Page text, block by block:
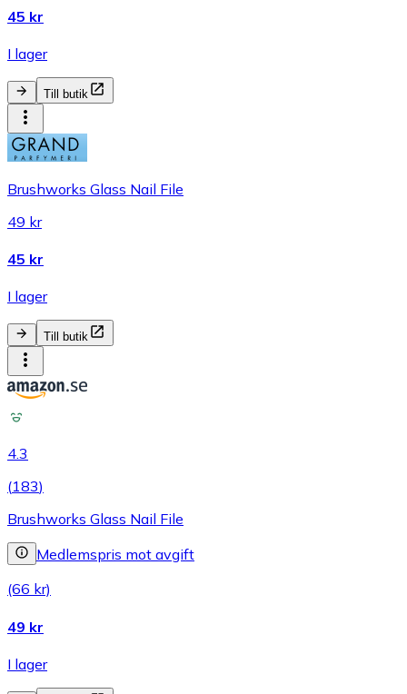
45 kr
I lager
Till butik
Brushworks Glass Nail File
49 kr
45 kr
I lager
Till butik
4.3
(183)
Brushworks Glass Nail File
Medlemspris mot avgift
(66 kr)
49 kr
I lager